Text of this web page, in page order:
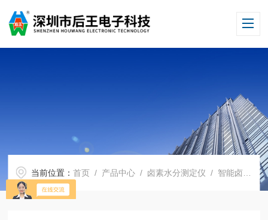
当前位置：首页 / 产品中心 / 卤素水分测定仪 / 智能卤素水分测定仪